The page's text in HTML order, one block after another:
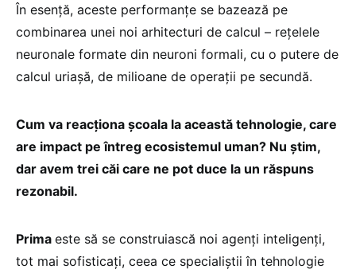
În esență, aceste performanțe se bazează pe
combinarea unei noi arhitecturi de calcul – rețelele
neuronale formate din neuroni formali, cu o putere de
calcul uriașă, de milioane de operații pe secundă.
Cum va reacționa școala la această tehnologie, care
are impact pe întreg ecosistemul uman? Nu știm,
dar avem trei căi care ne pot duce la un răspuns
rezonabil.
Prima este să se construiască noi agenți inteligenți,
tot mai sofisticați, ceea ce specialiștii în tehnologie